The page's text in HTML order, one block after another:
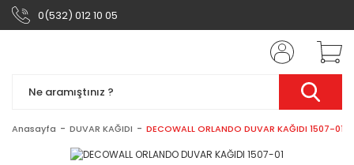
0(532) 012 10 05
Anasayfa DUVAR KAĞIDI DECOWALL ORLANDO DUVAR KAĞIDI 1507-01